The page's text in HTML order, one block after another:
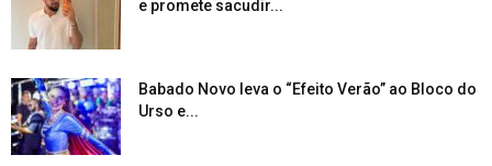
e promete sacudir...
Babado Novo leva o “Efeito Verão” ao Bloco do
Urso e...